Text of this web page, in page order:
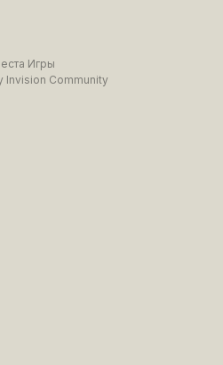
Игры
Invision Community